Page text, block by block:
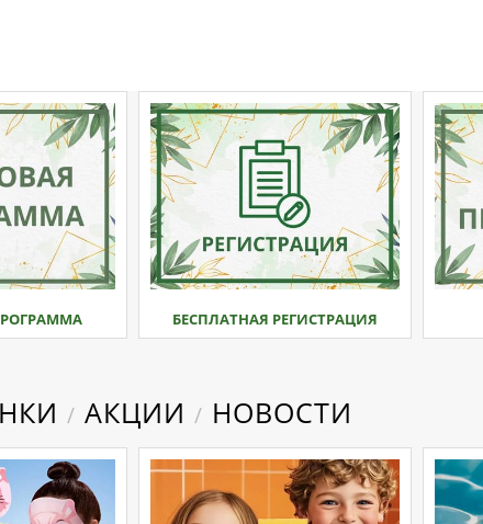
БЕСПЛАТНАЯ РЕГИСТРАЦИЯ
/ АКЦИИ / НОВОСТИ